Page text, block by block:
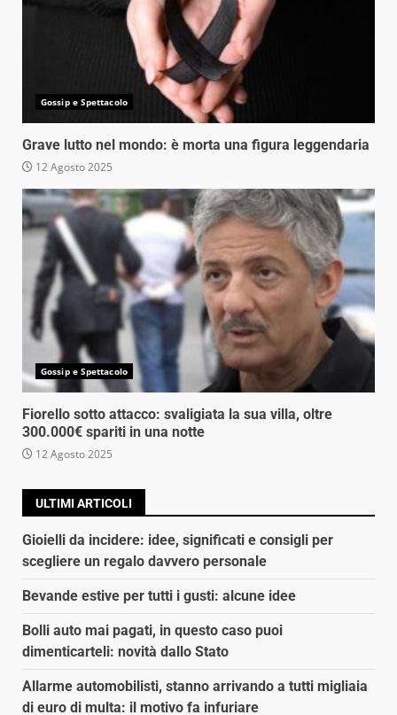
Gossip e Spettacolo
Grave lutto nel mondo: è morta una figura leggendaria
12 Agosto 2025
Gossip e Spettacolo
Fiorello sotto attacco: svaligiata la sua villa, oltre
300.000€ spariti in una notte
12 Agosto 2025
ULTIMI ARTICOLI
Gioielli da incidere: idee, significati e consigli per
scegliere un regalo davvero personale
Bevande estive per tutti i gusti: alcune idee
Bolli auto mai pagati, in questo caso puoi
dimenticarteli: novità dallo Stato
Allarme automobilisti, stanno arrivando a tutti migliaia
di euro di multa: il motivo fa infuriare